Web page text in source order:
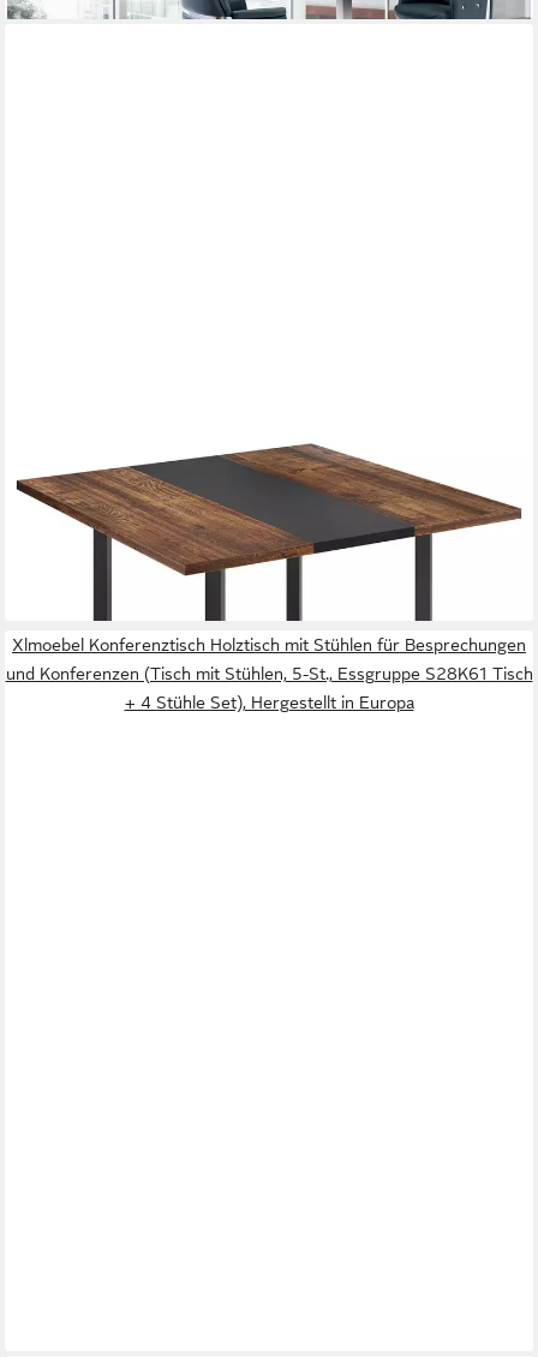
Konferenztisch, 4 Personen quadratischer Esstisch,
zusammensetzbar 100x100x75cm
92,99 € UVP137,99 €
lieferbar - in 3-4 Werktagen bei dir
Xlmoebel Konferenztisch Holztisch mit Stühlen für Besprechungen
und Konferenzen (Tisch mit Stühlen, 5-St., Essgruppe S28K61 Tisch
+ 4 Stühle Set), Hergestellt in Europa